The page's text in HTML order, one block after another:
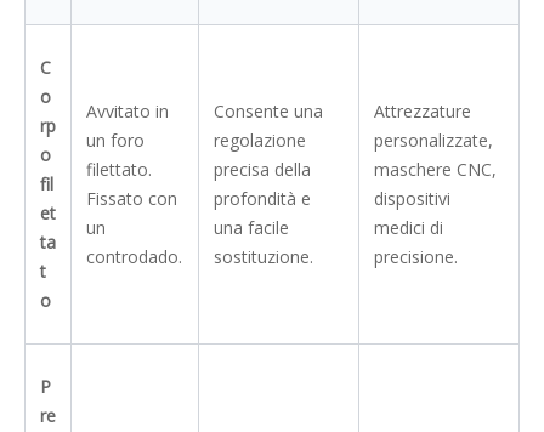
C
o
rp
o
fil
et
ta
t
o
Avvitato in
un foro
filettato.
Fissato con
un
controdado.
Consente una
regolazione
precisa della
profondità e
una facile
sostituzione.
Attrezzature
personalizzate,
maschere CNC,
dispositivi
medici di
precisione.
P
re